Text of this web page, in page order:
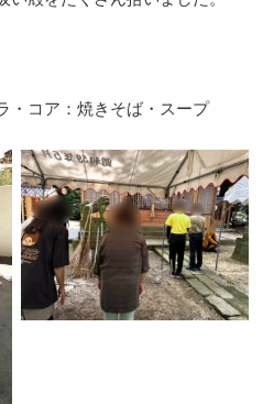
コア：焼きそば・スープ